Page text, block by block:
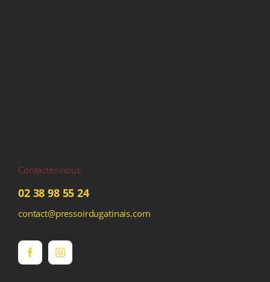
Contactez-nous
02 38 98 55 24
contact@pressoirdugatinais.com